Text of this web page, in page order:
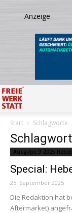
Start Schlagworte
Ausgabe 9-2025
Special:
25. September 2025
Die Redaktion hat
Aftermarket)